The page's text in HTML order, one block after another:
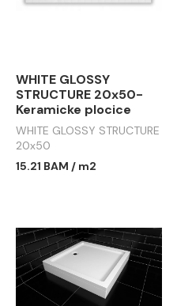
WHITE GLOSSY
STRUCTURE 20x50-
Keramicke plocice
WHITE GLOSSY STRUCTURE
20x50
15.21 BAM / m2